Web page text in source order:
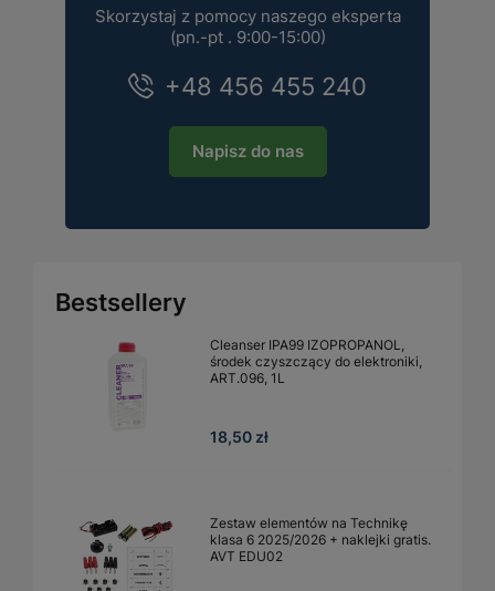
Skorzystaj z pomocy naszego eksperta
(pn.-pt . 9:00-15:00)
+48 456 455 240
Napisz do nas
Bestsellery
Cleanser IPA99 IZOPROPANOL,
środek czyszczący do elektroniki,
ART.096, 1L
18,50 zł
Zestaw elementów na Technikę
klasa 6 2025/2026 + naklejki gratis.
AVT EDU02